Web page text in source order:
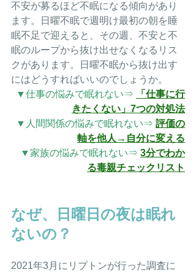
不安が募るほど不眠になる傾向があり
ます。
日曜不眠で週明け最初の朝を睡
眠不足で迎えると、その週、 不安と不
眠のループから抜け出せなくなるリス
クがあります。日曜不眠から抜け出す
にはどうすればいいのでしょうか。
▼仕事の悩みで眠れない⇒
「仕事に行
きたくない」7つの対処法
▼人間関係の悩みで眠れない⇒ 評価の
軸を他人→自分に変える
▼家族の悩みで眠れない⇒ 3分でわか
る毒親チェックリスト
なぜ、日曜日の夜は眠れ
ないの？
2021年3月にリプトンが行った調査に